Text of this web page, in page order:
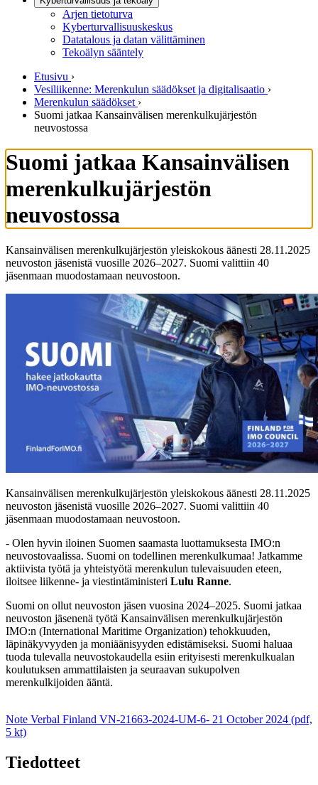
Arjen tietoturva
Kyberturvallisuuskeskus
Datatalous ja datan välittäminen
Tekoälyn sääntely
Etusivu ›
Vesiliikenne: Merenkulun säädökset ja digitalisaatio ›
Merenkulun säädökset ›
Suomi jatkaa Kansainvälisen merenkulkujärjestön
neuvostossa
Suomi jatkaa Kansainvälisen
merenkulkujärjestön
neuvostossa
Kansainvälisen merenkulkujärjestön yleiskokous äänesti 28.11.2025
neuvoston jäsenistä vuosille 2026–2027. Suomi valittiin 40
jäsenmaan muodostamaan neuvostoon.
Kansainvälisen merenkulkujärjestön yleiskokous äänesti 28.11.2025
neuvoston jäsenistä vuosille 2026–2027. Suomi valittiin 40
jäsenmaan muodostamaan neuvostoon.
- Olen hyvin iloinen Suomen saamasta luottamuksesta IMO:n
neuvostovaalissa. Suomi on todellinen merenkulkumaa! Jatkamme
aktiivista työtä ja yhteistyötä merenkulun tulevaisuuden eteen,
iloitsee liikenne- ja viestintäministeri Lulu Ranne.
Suomi on ollut neuvoston jäsen vuosina 2024–2025. Suomi jatkaa
neuvoston jäsenenä työtä Kansainvälisen merenkulkujärjestön
IMO:n (International Maritime Organization) tehokkuuden,
läpinäkyvyyden ja moniäänisyyden edistämiseksi. Suomi haluaa
tuoda tulevalla neuvostokaudella esiin erityisesti merenkulkualan
koulutuksen ammattilaisten ja seuraavan sukupolven
merenkulkijoiden ääntä.
Note Verbal Finland VN-21663-2024-UM-6- 21 October 2024 (pdf,
5 kt)
Tiedotteet